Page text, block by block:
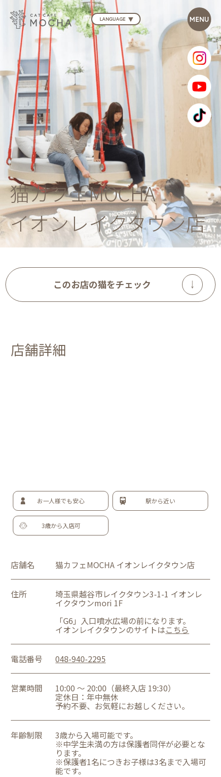
LANGUAGE
猫カフェMOCHA
イオンレイクタウン店
このお店の猫をチェック
店舗詳細
お一人様でも安心 駅から近い
3歳から入店可
店舗名 猫カフェMOCHA イオンレイクタウン店
住所 埼玉県越谷市レイクタウン3-1-1 イオンレ
イクタウンmori 1F
「G6」入口噴水広場の前になります。
イオンレイクタウンのサイトはこちら
電話番号 048-940-2295
営業時間 10:00 ～ 20:00（最終入店 19:30）
定休日：年中無休
予約不要、お気軽にお越しください。
年齢制限 3歳から入場可能です。
※中学生未満の方は保護者同伴が必要とな
ります。
※保護者1名につきお子様は3名まで入場可
能です。